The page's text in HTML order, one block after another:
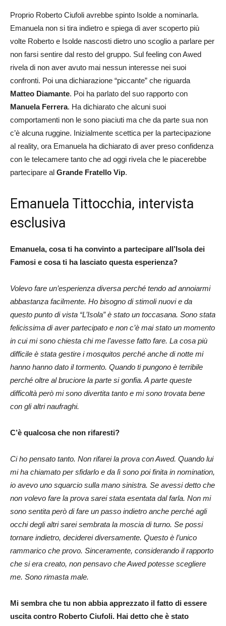
Proprio Roberto Ciufoli avrebbe spinto Isolde a nominarla.
Emanuela non si tira indietro e spiega di aver scoperto più
volte Roberto e Isolde nascosti dietro uno scoglio a parlare per
non farsi sentire dal resto del gruppo. Sul feeling con Awed
rivela di non aver avuto mai nessun interesse nei suoi
confronti. Poi una dichiarazione “piccante” che riguarda
Matteo Diamante. Poi ha parlato del suo rapporto con
Manuela Ferrera. Ha dichiarato che alcuni suoi
comportamenti non le sono piaciuti ma che da parte sua non
c’è alcuna ruggine. Inizialmente scettica per la partecipazione
al reality, ora Emanuela ha dichiarato di aver preso confidenza
con le telecamere tanto che ad oggi rivela che le piacerebbe
partecipare al Grande Fratello Vip.
Emanuela Tittocchia, intervista
esclusiva
Emanuela, cosa ti ha convinto a partecipare all’Isola dei
Famosi e cosa ti ha lasciato questa esperienza?
Volevo fare un’esperienza diversa perché tendo ad annoiarmi
abbastanza facilmente. Ho bisogno di stimoli nuovi e da
questo punto di vista “L’Isola” è stato un toccasana. Sono stata
felicissima di aver partecipato e non c’è mai stato un momento
in cui mi sono chiesta chi me l’avesse fatto fare. La cosa più
difficile è stata gestire i mosquitos perché anche di notte mi
hanno hanno dato il tormento. Quando ti pungono è terribile
perché oltre al bruciore la parte si gonfia. A parte queste
difficoltà però mi sono divertita tanto e mi sono trovata bene
con gli altri naufraghi.
C’è qualcosa che non rifaresti?
Ci ho pensato tanto. Non rifarei la prova con Awed. Quando lui
mi ha chiamato per sfidarlo e da lì sono poi finita in nomination,
io avevo uno squarcio sulla mano sinistra. Se avessi detto che
non volevo fare la prova sarei stata esentata dal farla. Non mi
sono sentita però di fare un passo indietro anche perché agli
occhi degli altri sarei sembrata la moscia di turno. Se possi
tornare indietro, deciderei diversamente. Questo è l’unico
rammarico che provo. Sinceramente, considerando il rapporto
che si era creato, non pensavo che Awed potesse scegliere
me. Sono rimasta male.
Mi sembra che tu non abbia apprezzato il fatto di essere
uscita contro Roberto Ciufoli. Hai detto che è stato